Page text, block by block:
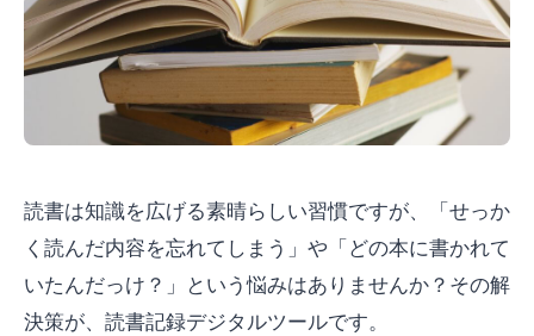
読書は知識を広げる素晴らしい習慣ですが、「せっか
く読んだ内容を忘れてしまう」や「どの本に書かれて
いたんだっけ？」という悩みはありませんか？その解
決策が、読書記録デジタルツールです。